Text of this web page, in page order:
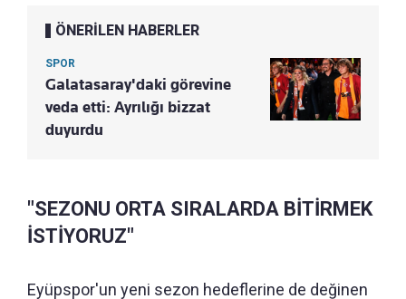
ÖNERİLEN HABERLER
SPOR
Galatasaray'daki görevine
veda etti: Ayrılığı bizzat
duyurdu
"SEZONU ORTA SIRALARDA BİTİRMEK
İSTİYORUZ"
Eyüpspor'un yeni sezon hedeflerine de değinen